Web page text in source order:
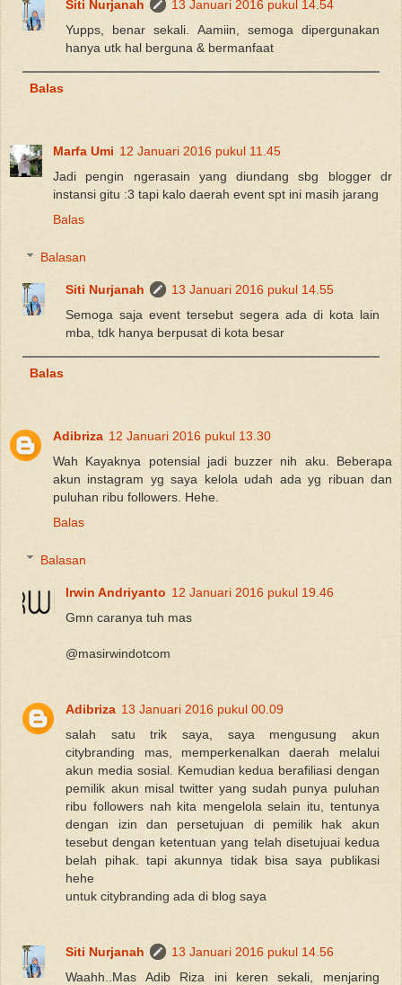
Siti Nurjanah
13 Januari 2016 pukul 14.54
Yupps, benar sekali. Aamiin, semoga dipergunakan
hanya utk hal berguna & bermanfaat
Balas
Marfa Umi 12 Januari 2016 pukul 11.45
Jadi pengin ngerasain yang diundang sbg blogger dr
instansi gitu :3 tapi kalo daerah event spt ini masih jarang
Balas
Balasan
Siti Nurjanah
13 Januari 2016 pukul 14.55
Semoga saja event tersebut segera ada di kota lain
mba, tdk hanya berpusat di kota besar
Balas
Adibriza 12 Januari 2016 pukul 13.30
Wah Kayaknya potensial jadi buzzer nih aku. Beberapa
akun instagram yg saya kelola udah ada yg ribuan dan
puluhan ribu followers. Hehe.
Balas
Balasan
Irwin Andriyanto 12 Januari 2016 pukul 19.46
Gmn caranya tuh mas
@masirwindotcom
Adibriza 13 Januari 2016 pukul 00.09
salah satu trik saya, saya mengusung akun
citybranding mas, memperkenalkan daerah melalui
akun media sosial. Kemudian kedua berafiliasi dengan
pemilik akun misal twitter yang sudah punya puluhan
ribu followers nah kita mengelola selain itu, tentunya
dengan izin dan persetujuan di pemilik hak akun
tesebut dengan ketentuan yang telah disetujuai kedua
belah pihak. tapi akunnya tidak bisa saya publikasi
hehe
untuk citybranding ada di blog saya
Siti Nurjanah
13 Januari 2016 pukul 14.56
Waahh..Mas Adib Riza ini keren sekali, menjaring